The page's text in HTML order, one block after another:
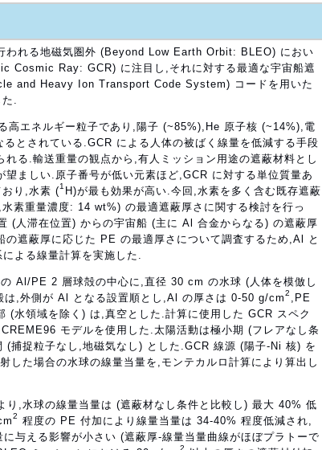
われる地磁気圏外 (Beyond Low Earth Orbit: BLEO) におい
Cosmic Ray: GCR) に注目し,それに対する最適な宇宙船遮
and Heavy Ion Transport Code System) コードを用いた
.
高エネルギー粒子であり,陽子 (~85%),He 原子核 (~14%),電
とされている.GCR による人体の被ばく線量を低減する手段
る.輸送重量の観点から,有人ミッション用途の遮蔽材料とし
ましい.原子番号が低い元素ほど,GCR に対する単位質量あ
おり,水素 (1 H)が最も効果が高い.今回,水素を多く含む既存遮蔽
,水素重量濃度: 14 wt%) の最適遮蔽厚さに関する検討を行っ
(人滞在位置) からの宇宙船 (主に Al 合金からなる) の遮蔽厚
の遮蔽厚に応じた PE の最適厚さについて調査するため,Al と
よる線量計算を実施した.
Al/PE 2 層球殻の中心に,直径 30 cm の水球 (人体を模倣し
,外側が Al となる設置順とし,Al の厚さは 0-50 g/cm2
,PE
(水領域を除く) は,真空とした.計算に使用した GCR スペク
モデルを使用した.太陽活動は極小期 (フレアなし条
(捕捉粒子なし,地磁気なし) とした.GCR 線源 (陽子-Ni 核) を
た場合の水球の線量当量を,モンテカルロ計算により算出し
,水球の線量当量は (遮蔽材なし条件と比較し) 最大 40% 低
2
程度の PE 付加により線量当量は 34-40% 程度低減され,
与える影響が小さい (遮蔽厚-線量当量曲線がほぼプラトーで
2